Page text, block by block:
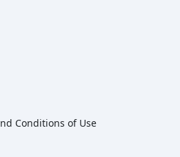
Conditions of Use